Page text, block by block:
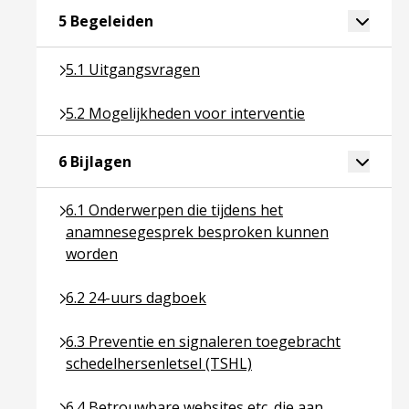
5 Begeleiden Ga naar pagina over 5 BegeleidenToggle
5.1 Uitgangsvragen
Ga naar pagina over 5.1 Uitgangsvragen
5.2 Mogelijkheden voor interventie
Ga naar pagina over 5.2 Mogelijkheden voor
6 Bijlagen Toggle
6.1 Onderwerpen die tijdens het
anamnesegesprek besproken kunnen
worden
Ga naar pagina over 6.1 Onderwerpen die tijdens
6.2 24-uurs dagboek
Ga naar pagina over 6.2 24-uurs dagboek
6.3 Preventie en signaleren toegebracht
schedelhersenletsel (TSHL)
Ga naar pagina over 6.3 Preventie en signaleren